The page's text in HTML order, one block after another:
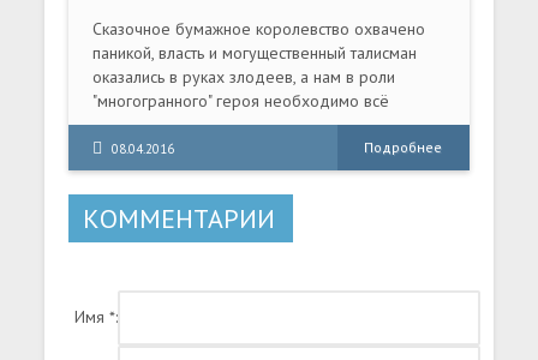
Сказочное бумажное королевство охвачено
паникой, власть и могущественный талисман
оказались в руках злодеев, а нам в роли
"многогранного" героя необходимо всё
исправить. Помимо решения головоломок
будут и жаркие схватки с врагами. Ну и боссов
тоже завезут на потеху.
08.04.2016 Подробнее
КОММЕНТАРИИ
Имя *: